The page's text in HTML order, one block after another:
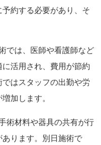
約する必要があり、そ
では、医師や看護師など
活用され、費用が節約
はスタッフの出勤や労
加します。
術材料や器具の共有が行
ります。別日施術で